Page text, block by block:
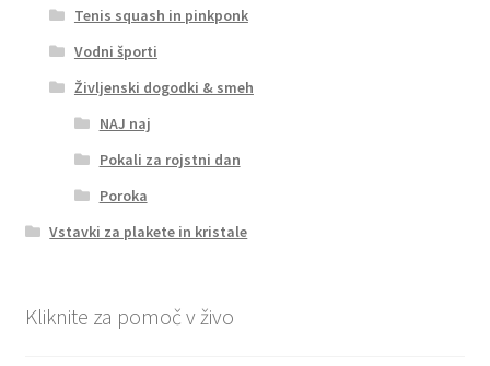
Tenis squash in pinkponk
Vodni športi
Življenski dogodki & smeh
NAJ naj
Pokali za rojstni dan
Poroka
Vstavki za plakete in kristale
Kliknite za pomoč v živo